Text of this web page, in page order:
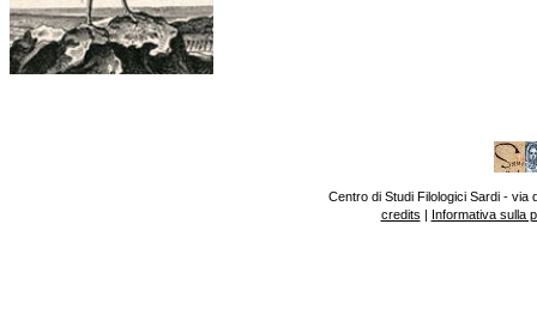
Centro di Studi Filologici Sardi - via
credits | Informativa sulla